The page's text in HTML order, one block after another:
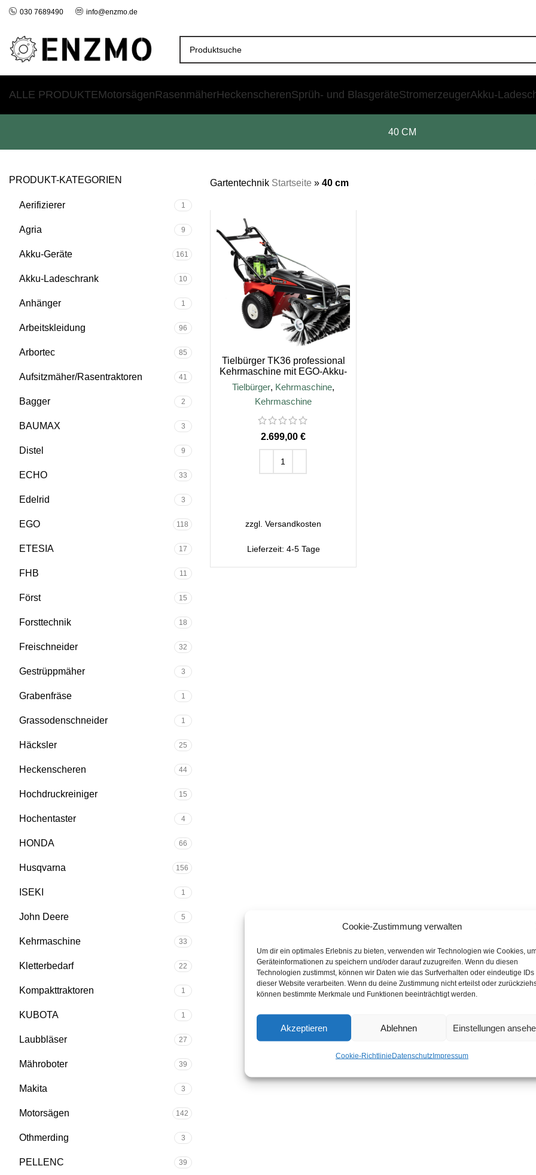
Cookie-Zustimmung verwalten
Um dir ein optimales Erlebnis zu bieten, verwenden wir Technologien wie Cookies,
Geräteinformationen zu speichern und/oder darauf zuzugreifen. Wenn du diesen
Technologien zustimmst, können wir Daten wie das Surfverhalten oder eindeutige IDs
dieser Website verarbeiten. Wenn du deine Zustimmung nicht erteilst oder
können bestimmte Merkmale und Funktionen beeinträchtigt werden.
Akzeptieren Ablehnen Einstellungen
Cookie-RichtlinieDatenschutzImpressum
030 7689490 info@enzmo.de
ALLE PRODUKTEMotorsägenRasenmäherHeckenscherenSprüh- und BlasgeräteStromerzeugerAkku-
40 CM
PRODUKT-KATEGORIEN
Aerifizierer 1
Agria 9
Akku-Geräte 161
Akku-Ladeschrank 10
Anhänger 1
Arbeitskleidung 96
Arbortec 85
Aufsitzmäher/Rasentraktoren 41
Bagger 2
BAUMAX 3
Distel 9
ECHO 33
Edelrid 3
EGO 118
ETESIA 17
FHB 11
Först 15
Forsttechnik 18
Freischneider 32
Gestrüppmäher 3
Grabenfräse 1
Grassodenschneider 1
Häcksler 25
Heckenscheren 44
Hochdruckreiniger 15
Hochentaster 4
HONDA 66
Husqvarna 156
ISEKI 1
John Deere 5
Kehrmaschine 33
Kletterbedarf 22
Kompakttraktoren 1
KUBOTA 1
Laubbläser 27
Mähroboter 39
Makita 3
Motorsägen 142
Othmerding 3
PELLENC 39
Gartentechnik Startseite » 40 cm
Tielbürger TK36 professional
Kehrmaschine mit EGO-Akku-
Motor
Tielbürger, Kehrmaschine,
Kehrmaschine
€
zzgl.Versandkosten
Lieferzeit: 4-5 Tage